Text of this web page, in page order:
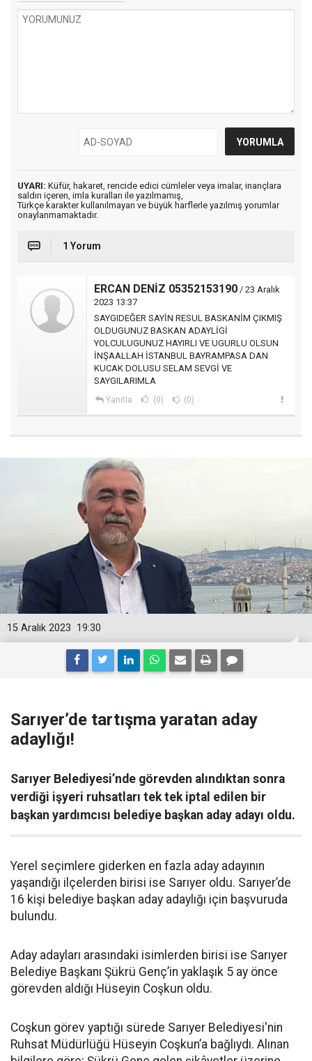
UYARI: Küfür, hakaret, rencide edici cümleler veya imalar, inançlara
saldırı içeren, imla kuralları ile yazılmamış,
Türkçe karakter kullanılmayan ve büyük harflerle yazılmış yorumlar
onaylanmamaktadır.
1 Yorum
ERCAN DENİZ 05352153190 / 23 Aralık
2023 13:37
SAYGIDEĞER SAYİN RESUL BASKANİM ÇIKMIŞ
OLDUGUNUZ BASKAN ADAYLİGİ
YOLCULUGUNUZ HAYIRLI VE UGURLU OLSUN
İNŞAALLAH İSTANBUL BAYRAMPASA DAN
KUCAK DOLUSU SELAM SEVGİ VE
SAYGILARIMLA
Yanıtla (0) (0)
19:30
15 Aralık 2023
Sarıyer’de tartışma yaratan aday
adaylığı!
Sarıyer Belediyesi’nde görevden alındıktan sonra
verdiği işyeri ruhsatları tek tek iptal edilen bir
başkan yardımcısı belediye başkan aday adayı oldu.
Yerel seçimlere giderken en fazla aday adayının
yaşandığı ilçelerden birisi ise Sarıyer oldu. Sarıyer’de
16 kişi belediye başkan aday adaylığı için başvuruda
bulundu.
Aday adayları arasındaki isimlerden birisi ise Sarıyer
Belediye Başkanı Şükrü Genç’in yaklaşık 5 ay önce
görevden aldığı Hüseyin Coşkun oldu.
Coşkun görev yaptığı sürede Sarıyer Belediyesi'nin
Ruhsat Müdürlüğü Hüseyin Coşkun’a bağlıydı. Alınan